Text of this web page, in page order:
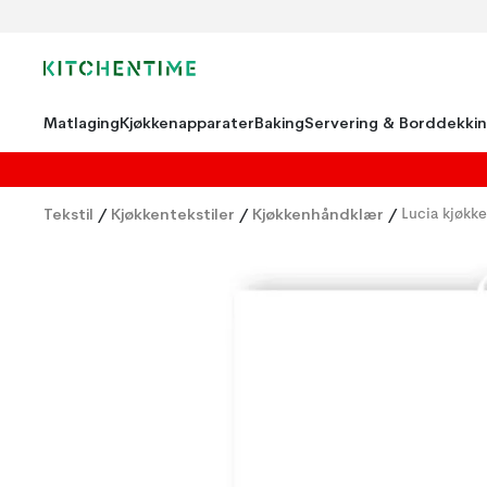
MatlagingKjøkkenapparaterBakingServering &
Tekstil / Kjøkkentekstiler / Kjøkkenhåndklær / Lucia